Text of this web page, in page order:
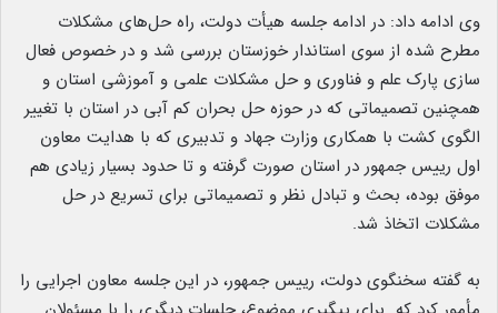
وی ادامه داد: در ادامه جلسه هیأت دولت، راه حل‌های مشکلات
مطرح شده از سوی استاندار خوزستان بررسی شد و در خصوص فعال
سازی پارک علم و فناوری و حل مشکلات علمی و آموزشی استان و
همچنین تصمیماتی که در حوزه حل بحران کم آبی در استان با تغییر
الگوی کشت با همکاری وزارت جهاد و تدبیری که با هدایت معاون
اول رییس جمهور در استان صورت گرفته و تا حدود بسیار زیادی هم
موفق بوده، بحث و تبادل نظر و تصمیماتی برای تسریع در حل
مشکلات اتخاذ شد.
به گفته سخنگوی دولت، رییس جمهور، در این جلسه معاون اجرایی را